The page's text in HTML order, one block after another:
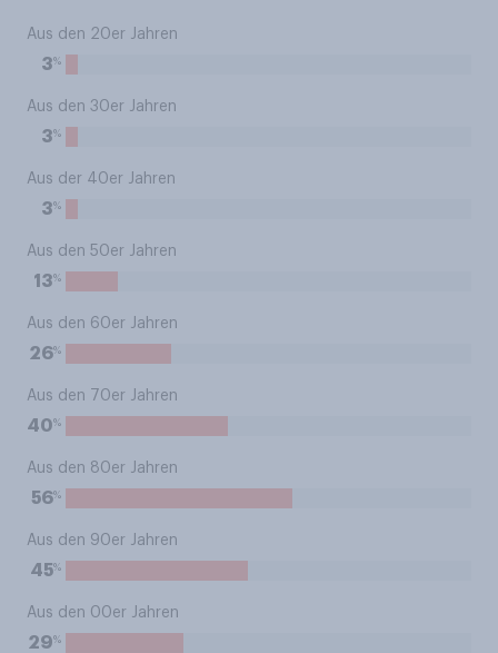
Aus den 20er Jahren
3%
Aus den 30er Jahren
3%
Aus der 40er Jahren
3%
Aus den 50er Jahren
13%
Aus den 60er Jahren
26%
Aus den 70er Jahren
40%
Aus den 80er Jahren
56%
Aus den 90er Jahren
45%
Aus den 00er Jahren
29%